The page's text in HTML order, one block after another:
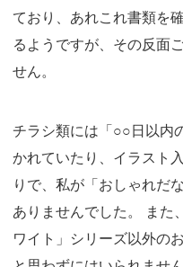
ており、あれこれ書類を
るようですが、その反面
せん。
チラシ類には「○○日以内
かれていたり、イラスト
りで、私が「おしゃれだ
ありませんでした。 また
ワイト」シリーズ以外の